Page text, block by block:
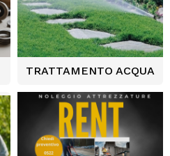
TRATTAMENTO ACQUA